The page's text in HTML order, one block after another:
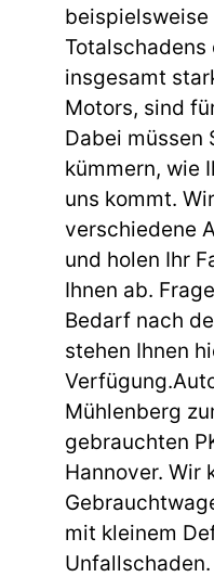
Totalschadens
insgesamt
Motors, sind
Dabei müssen
kümmern, wie
uns kommt.
verschiedene
und holen Ihr
Ihnen ab.
Bedarf nach
stehen Ihnen
Mühlenberg
gebrauchten
Hannover. Wir
mit kleinem
Unfallschaden.